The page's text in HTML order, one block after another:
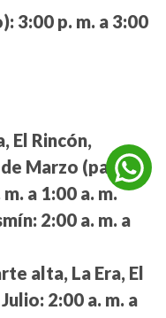
3:00 p. m. a 3:00
El Rincón,
Marzo (parte)
a 1:00 a. m.
2:00 a. m. a
alta, La Era, El
2:00 a. m. a